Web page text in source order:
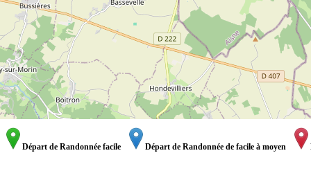
Départ de Randonnée facile Départ de Randonnée de facile à moyen